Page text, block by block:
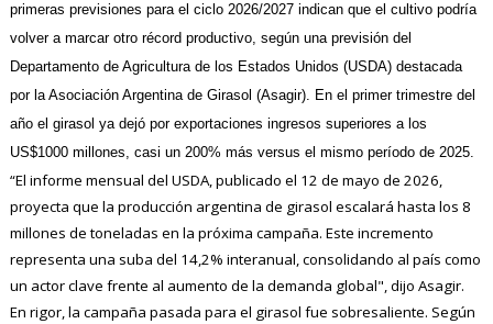
primeras previsiones para el ciclo 2026/2027 indican que el cultivo podría
volver a marcar otro récord productivo, según una previsión del
Departamento de Agricultura de los Estados Unidos (USDA) destacada
por la Asociación Argentina de Girasol (Asagir). En el primer trimestre del
año el girasol ya dejó por exportaciones ingresos superiores a los
US$1000 millones, casi un 200% más versus el mismo período de 2025.
“El informe mensual del USDA, publicado el 12 de mayo de 2026,
proyecta que la producción argentina de girasol escalará hasta los 8
millones de toneladas en la próxima campaña. Este incremento
representa una suba del 14,2% interanual, consolidando al país como
un actor clave frente al aumento de la demanda global", dijo Asagir.
En rigor, la campaña pasada para el girasol fue sobresaliente. Según